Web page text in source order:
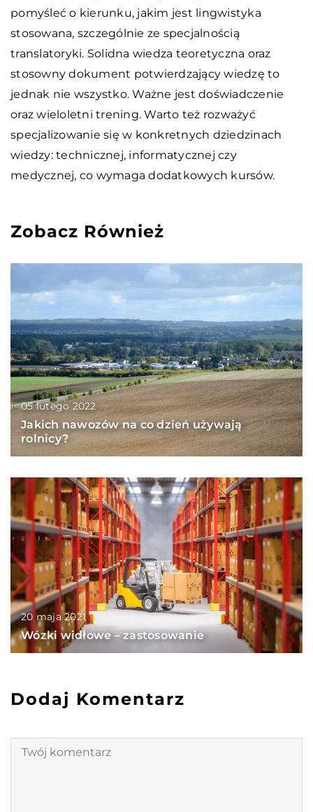
pomyśleć o kierunku, jakim jest lingwistyka
stosowana, szczególnie ze specjalnością
translatoryki. Solidna wiedza teoretyczna oraz
stosowny dokument potwierdzający wiedzę to
jednak nie wszystko. Ważne jest doświadczenie
oraz wieloletni trening. Warto też rozważyć
specjalizowanie się w konkretnych dziedzinach
wiedzy: technicznej, informatycznej czy
medycznej, co wymaga dodatkowych kursów.
Zobacz Również
05 lutego 2022
Jakich nawozów na co dzień używają
rolnicy?
20 maja 2021
Wózki widłowe – zastosowanie
Dodaj Komentarz